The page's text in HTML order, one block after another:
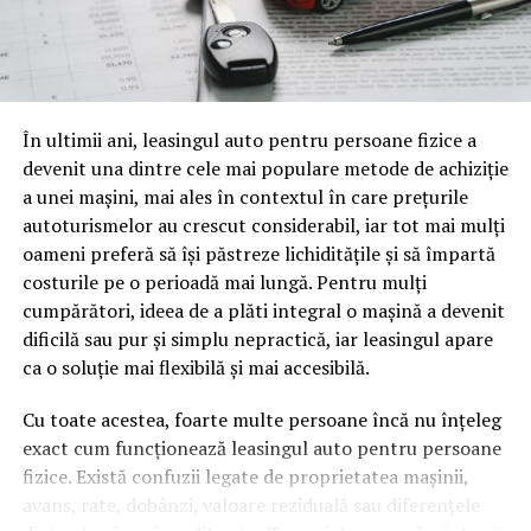
să zicem, fiscalitatea freelancerilor. Conținutul vorbit e
o mină de informație, plină de întrebări pe care și le pun
oamenii cu adevărat. Dacă transcrierea ajunge pe o
cuvinte tematice, scrise exact în limbajul în care se
caută.
Apoi vine partea de comportament. O pagină pe care
vizitatorii stau zece, cincisprezece minute ca să
urmărească replay-ul trimite un semnal greu de ignorat.
Google nu îți măsoară direct satisfacția, însă timpul
petrecut, scrollul și revenirile spun ceva despre cât de
util e materialul.
Și mai e ceva ce se uită ușor. Un webinar reușit atrage
linkuri aproape de la sine. Cineva îl menționează într-un
newsletter, altcineva îl citează într-un articol, un
partener îl trimite în comunitatea lui. Fiecare astfel de
În ultimii ani, leasingul auto pentru persoane fizice a
devenit una dintre cele mai populare metode de achiziție
a unei mașini, mai ales în contextul în care prețurile
autoturismelor au crescut considerabil, iar tot mai mulți
oameni preferă să își păstreze lichiditățile și să împartă
costurile pe o perioadă mai lungă. Pentru mulți
cumpărători, ideea de a plăti integral o mașină a devenit
dificilă sau pur și simplu nepractică, iar leasingul apare
ca o soluție mai flexibilă și mai accesibilă.
Cu toate acestea, foarte multe persoane încă nu înțeleg
exact cum funcționează leasingul auto pentru persoane
fizice. Există confuzii legate de proprietatea mașinii,
avans, rate, dobânzi, valoare reziduală sau diferențele